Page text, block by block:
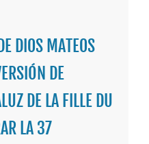
DIOS MATEOS
DE
DE LA FILLE DU
LA 37